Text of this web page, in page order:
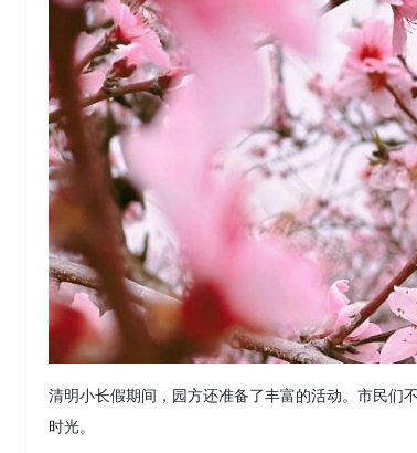
清明小长假期间，园方还准备了丰富的活动。市民们
时光。